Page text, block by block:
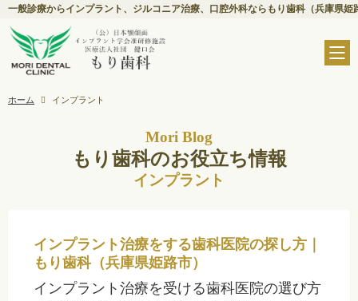
一般診療からインプラント、ジルコニア治療、口腔外科ならもり歯科（兵庫県姫
ホーム インプラント
Mori Blog
もり歯科のお役立ち情報
インプラント
インプラント治療をする歯科医院の探し方｜
もり歯科（兵庫県姫路市）
インプラント治療を受ける歯科医院の選び方